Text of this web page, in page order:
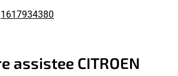
1617934380
assistee CITROEN